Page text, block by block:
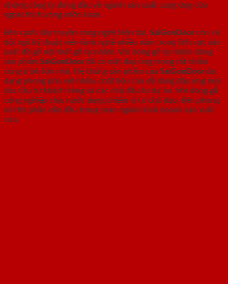
những công ty đứng đầu về ngành sản xuất cung ứng cửa
ngoài thị trường miền Nam.
Bên cạnh dây truyền công nghệ hiện đại, SaiGonDoor còn có
đội ngũ kỹ thuật viên lành nghề nhiều năm trong lĩnh vực sản
xuất đồ gỗ nội thất gỗ tự nhiên. Với dòng gỗ tự nhiên dòng
sản phẩm SaiGonDoor đã có mặt đáp ứng trong rất nhiều
công trình lớn nhỏ. Hệ thống sản phẩm của SaiGonDoor đa
dạng phong phú với nhiều chất liệu cửa dễ dàng đáp ứng mọi
yêu cầu từ khách hàng và các chủ đầu tư dự án. Với dòng gỗ
công nghiệp chịu nước đang chiếm vị trí chủ đạo, tiên phong
với thị phần dẫn đầu trong toàn ngành kinh doanh sản xuất
cửa.